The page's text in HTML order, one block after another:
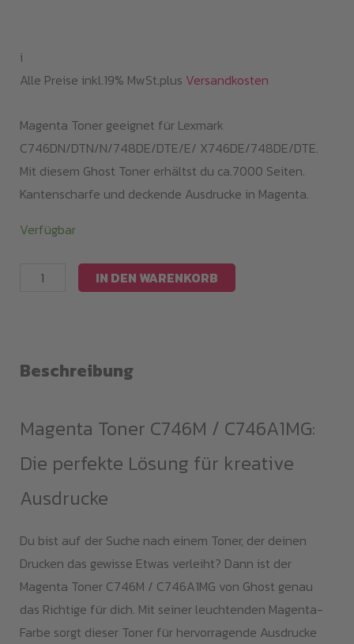
i
Alle Preise inkl.19% MwSt.plus Versandkosten
Magenta Toner geeignet für Lexmark
C746DN/DTN/N/748DE/DTE/E/ X746DE/748DE/DTE.
Mit diesem Ghost Toner erhältst du ca.7000 Seiten.
Kantenscharfe und deckende Ausdrucke in Magenta.
Verfügbar
Magenta
C746A1MG
IN DEN WARENKORB
Beschreibung
Magenta Toner C746M / C746A1MG:
Die perfekte Lösung für kreative
Ausdrucke
Du bist auf der Suche nach einem Toner, der deinen
Drucken das gewisse Etwas verleiht? Dann ist der
Magenta Toner C746M / C746A1MG von Ghost genau
das Richtige für dich. Mit seiner leuchtenden Magenta-
Farbe sorgt dieser Toner für hervorragende Ausdrucke